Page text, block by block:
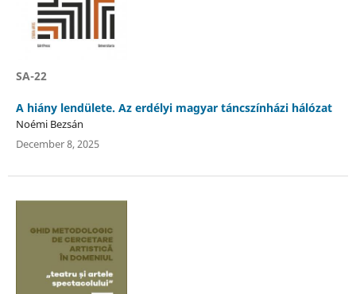
SA-22
A hiány lendülete. Az erdélyi magyar táncszínházi hálózat
Noémi Bezsán
December 8, 2025